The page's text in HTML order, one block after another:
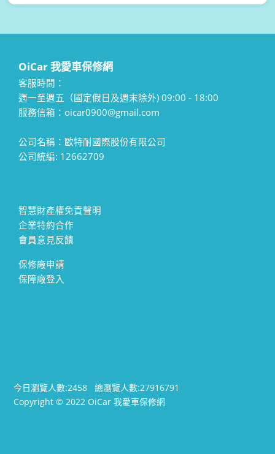
OiCar 我愛車保修網
客服時間：
週一至週五（國定假日及週末除外) 09:00 - 18:00
服務信箱：oicar0900@gmail.com
公司名稱：歐特耐國際股份有限公司
公司統編: 12662709
智慧財產權免責聲明
企業特約合作
會員意見反饋
保修廠申請
保障廠登入
今日瀏覽人數:2458總瀏覽人數:27916791
Copyright © 2022 OiCar 我愛車保修網